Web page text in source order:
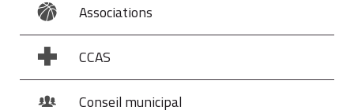
Associations
CCAS
Conseil municipal